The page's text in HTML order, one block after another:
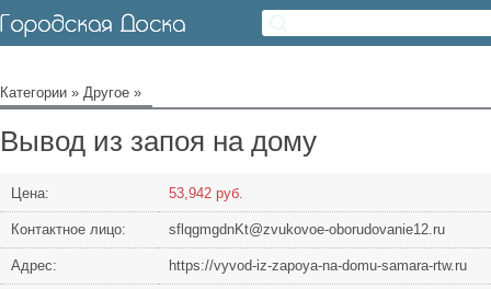
Категории » Другое »
Вывод из запоя на дому
Цена: 53,942 руб.
Контактное лицо: sflqgmgdnKt@zvukovoe-oborudovanie12.ru
Адрес: https://vyvod-iz-zapoya-na-domu-samara-rtw.ru